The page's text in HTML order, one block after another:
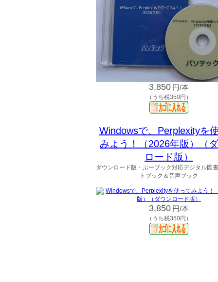
3,850 円/本
（うち税350円）
Windowsで、Perplexityを
みよう！（2026年版）（
ロード版）
ダウンロード版・ぶーブック対応デジタル図
トブック＆音声ブック
3,850 円/本
（うち税350円）